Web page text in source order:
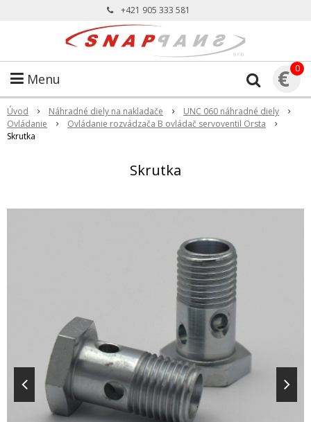
+421 905 333 581
Menu € 0
Úvod Náhradné diely na nakladače
UNC 060 náhradné diely
Ovládanie
Ovládanie rozvádzača B ovládač servoventil Orsta
Skrutka
Skrutka